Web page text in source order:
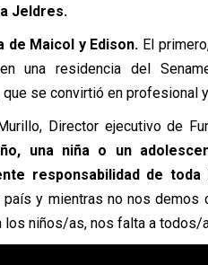
Jeldres.
de Maicol y Edison. El
una residencia del
se convirtió en profesional
Director ejecutivo de
una niña o un
responsabilidad de toda
y mientras no nos demos
niños/as, nos falta a todos/